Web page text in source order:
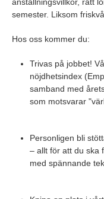
semester. Liksom
Hos oss kommer du:
Trivas på jobbet!
nöjdhetsindex
samband med
som motsvarar
Personligen bli
– allt för att du ska
med spännande